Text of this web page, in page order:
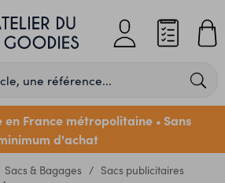
en France métropolitaine • Sans
d'achat
Sacs & Bagages
Sacs publicitaires